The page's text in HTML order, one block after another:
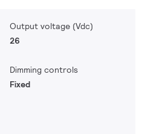
Output voltage (Vdc)
26
Dimming controls
Fixed